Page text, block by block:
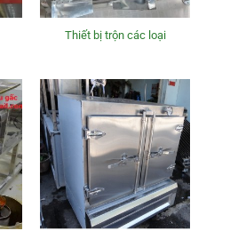
Thiết bị trộn các loại